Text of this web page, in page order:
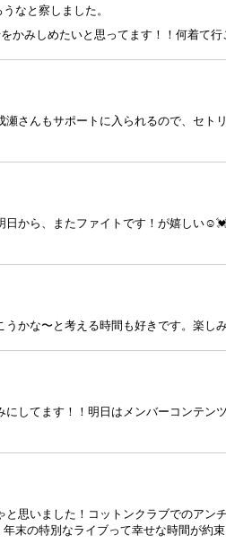
なと察しました。
みしめたいと思ってます！！何着て行
さんもサポートに入られるので、セ
から、またファイトです！が嬉しい
かな〜と考える時間も好きです。楽
してます！！明日はメンバーコンテ
思いました！コットンクラブでのアン
末の特別なライブって幸せな時間が約